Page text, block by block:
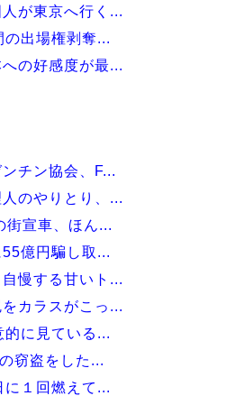
が東京へ行く...
出場権剥奪...
の好感度が最...
互RSS
チン協会、F...
のやりとり、...
街宣車、ほん...
億円騙し取...
慢する甘いト...
カラスがこっ...
に見ている...
窃盗をした...
に１回燃えて...